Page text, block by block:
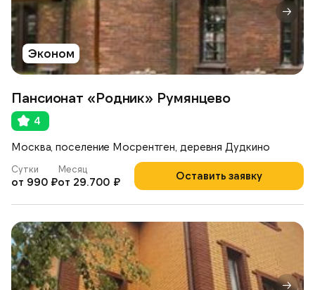
Эконом
Пансионат «Родник» Румянцево
4
Москва, поселение Мосрентген, деревня Дудкино
Оставить заявку
Сутки
от 990 ₽
Месяц
от 29.700 ₽